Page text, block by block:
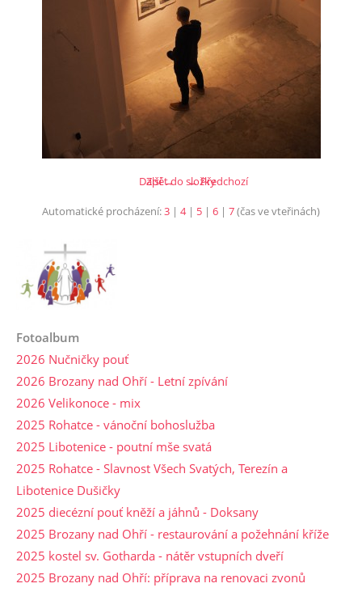
← Předchozí
Další →
Zpět do složky
Automatické procházení:3 | 4| 5 | 6 | 7(čas ve vteřinách)
Fotoalbum
2026 Nučničky pouť
2026 Brozany nad Ohří - Letní zpívání
2026 Velikonoce - mix
2025 Rohatce - vánoční bohoslužba
2025 Libotenice - poutní mše svatá
2025 Rohatce - Slavnost Všech Svatých, Terezín a
Libotenice Dušičky
2025 diecézní pouť kněží a jáhnů - Doksany
2025 Brozany nad Ohří - restaurování a požehnání kříže
2025 kostel sv. Gotharda - nátěr vstupních dveří
2025 Brozany nad Ohří: příprava na renovaci zvonů